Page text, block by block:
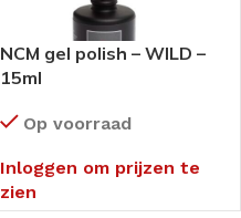
NCM gel polish – WILD –
15ml
Op voorraad
Inloggen om prijzen te
zien